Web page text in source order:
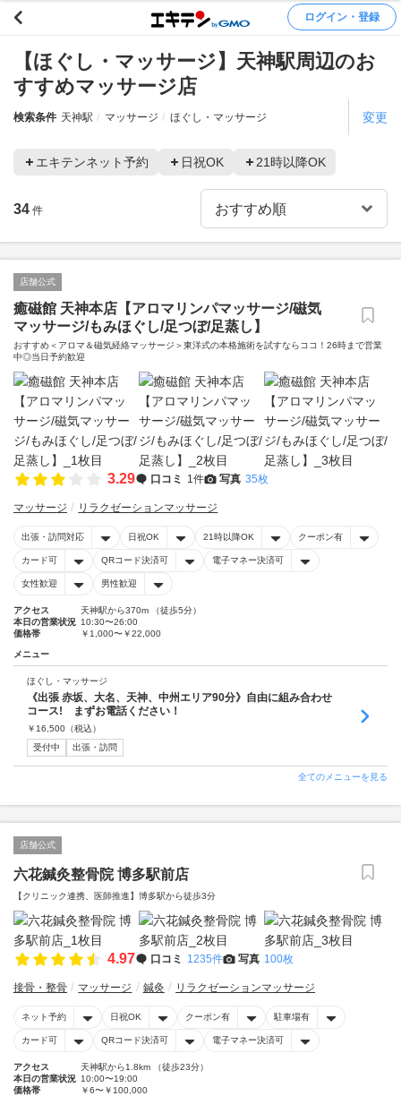
ログイン・登録
【ほぐし・マッサージ】天神駅周辺のお
すすめマッサージ店
検索条件 天神駅 マッサージ ほぐし・マッサージ 変更
エキテンネット予約 日祝OK 21時以降OK
34 件
店舗公式
癒磁館 天神本店【アロマリンパマッサージ/磁気
マッサージ/もみほぐし/足つぼ/足蒸し】
おすすめ＜アロマ＆磁気経絡マッサージ＞東洋式の本格施術を試すならココ！26時まで営業
中◎当日予約歓迎
3.29 口コミ 1件 写真 35枚
マッサージ リラクゼーションマッサージ
出張・訪問対応 日祝OK 21時以降OK クーポン有
カード可 QRコード決済可 電子マネー決済可
女性歓迎 男性歓迎
アクセス
天神駅から370m （徒歩5分）
本日の営業状況 10:30〜26:00
価格帯
￥1,000〜￥22,000
メニュー
ほぐし・マッサージ
《出張 赤坂、大名、天神、中州エリア90分》自由に組み合わせ
コース! まずお電話ください！
￥ 16,500 （税込）
受付中
出張・訪問
全てのメニューを見る
店舗公式
六花鍼灸整骨院 博多駅前店
【クリニック連携、医師推進】博多駅から徒歩3分
4.97 口コミ 1235件 写真 100枚
接骨・整骨 マッサージ 鍼灸 リラクゼーションマッサージ
ネット予約 日祝OK クーポン有 駐車場有
カード可 QRコード決済可 電子マネー決済可
アクセス
天神駅から1.8km （徒歩23分）
本日の営業状況 10:00〜19:00
価格帯
￥6〜￥100,000